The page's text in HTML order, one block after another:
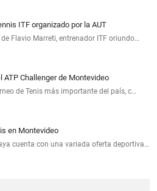
ITF organizado por la AUT
Flavio Marreti, entrenador ITF oriundo…
ATP Challenger de Montevideo
de Tenis más importante del país, c…
en Montevideo
cuenta con una variada oferta deportiva…